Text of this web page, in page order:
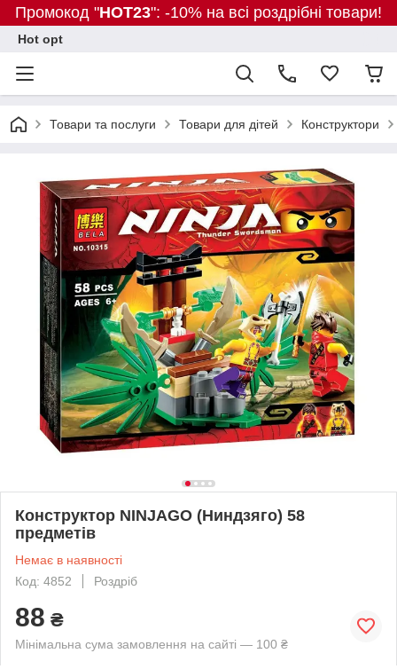
Промокод "HOT23": -10% на всі роздрібні товари!
Hot opt
Товари та послуги Товари для дітей Конструктори
Конструктор NINJAGO (Ниндзяго) 58
предметів
Немає в наявності
Код: 4852
Роздріб
88 ₴
Мінімальна сума замовлення на сайті — 100 ₴